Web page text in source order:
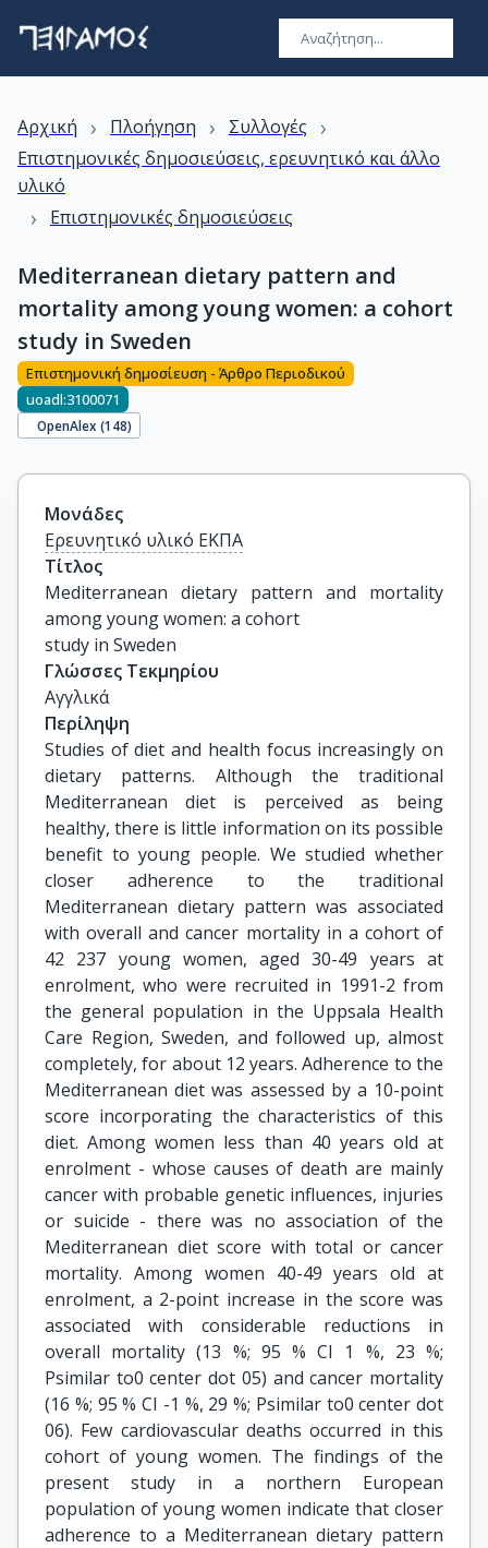
Αρχική › Πλοήγηση › Συλλογές ›
Επιστημονικές δημοσιεύσεις, ερευνητικό και άλλο
υλικό
› Επιστημονικές δημοσιεύσεις
Mediterranean dietary pattern and
mortality among young women: a cohort
study in Sweden
Επιστημονική δημοσίευση - Άρθρο Περιοδικού
uoadl:3100071
OpenAlex (148)
Μονάδες
Ερευνητικό υλικό ΕΚΠΑ
Τίτλος
Mediterranean dietary pattern and mortality
among young women: a cohort
study in Sweden
Γλώσσες Τεκμηρίου
Αγγλικά
Περίληψη
Studies of diet and health focus increasingly on
dietary patterns. Although the traditional
Mediterranean diet is perceived as being
healthy, there is little information on its possible
benefit to young people. We studied whether
closer adherence to the traditional
Mediterranean dietary pattern was associated
with overall and cancer mortality in a cohort of
42 237 young women, aged 30-49 years at
enrolment, who were recruited in 1991-2 from
the general population in the Uppsala Health
Care Region, Sweden, and followed up, almost
completely, for about 12 years. Adherence to the
Mediterranean diet was assessed by a 10-point
score incorporating the characteristics of this
diet. Among women less than 40 years old at
enrolment - whose causes of death are mainly
cancer with probable genetic influences, injuries
or suicide - there was no association of the
Mediterranean diet score with total or cancer
mortality. Among women 40-49 years old at
enrolment, a 2-point increase in the score was
associated with considerable reductions in
overall mortality (13 %; 95 % CI 1 %, 23 %;
Psimilar to0 center dot 05) and cancer mortality
(16 %; 95 % CI -1 %, 29 %; Psimilar to0 center dot
06). Few cardiovascular deaths occurred in this
cohort of young women. The findings of the
present study in a northern European
population of young women indicate that closer
adherence to a Mediterranean dietary pattern